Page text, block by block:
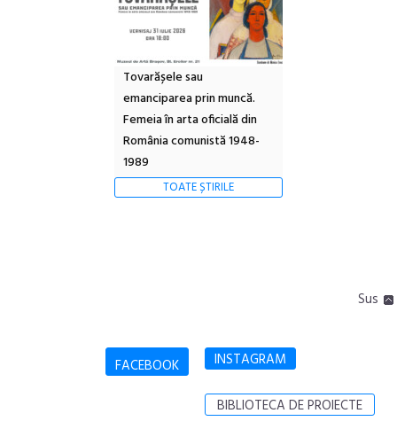
Tovarășele sau
emanciparea prin muncă.
Femeia în arta oficială din
România comunistă 1948-
1989
TOATE ȘTIRILE
Sus
FACEBOOK INSTAGRAM
BIBLIOTECA DE PROIECTE